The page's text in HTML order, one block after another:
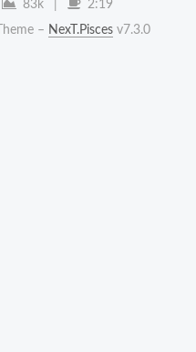
83k
2:19
Theme – NexT.Piscesv7.3.0